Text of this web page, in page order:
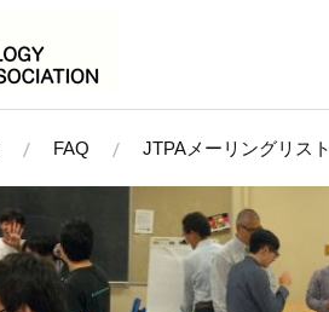
FAQ JTPAメーリングリスト